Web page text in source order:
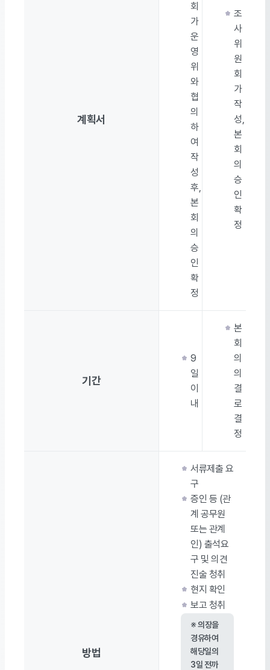
계획서
회
가
운
영
위
와
협
의
하
여
작
성
후,
본
회
의
승
인
확
정
조
사
위
원
회
가
작
성,
본
회
의
승
인
확
정
기간
9
일
이
내
본
회
의
의
결
로
결
정
방법
서류제출 요
구
증인 등 (관
계 공무원
또는 관계
인) 출석요
구 및 의견
진술 청취
현지 확인
보고 청취
※ 의장을
경유하여
해당일의
3일 전까